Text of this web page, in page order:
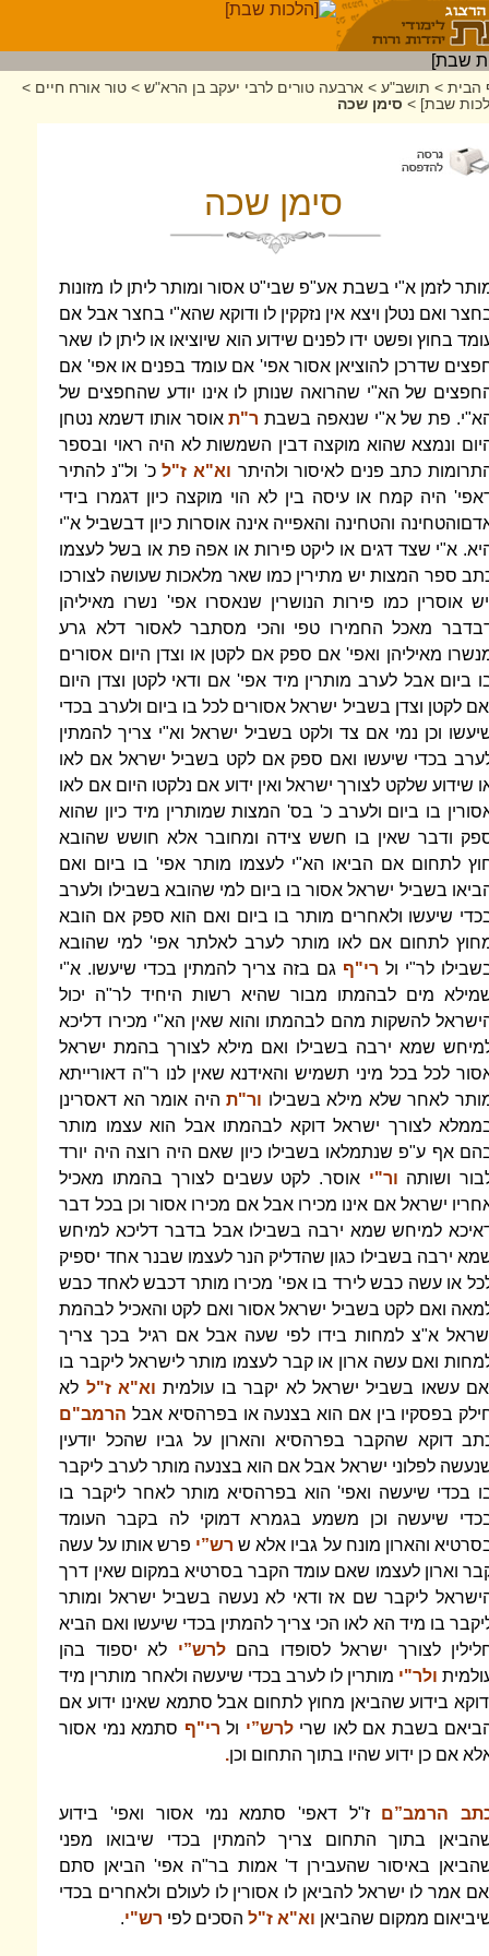
הבית > תושב"ע > ארבעה טורים לרבי יעקב בן הרא"ש > טור אורח חיים >
שבת] > סימן שכה
סימן שכה
לזמן א"י בשבת אע"פ שבי"ט אסור ומותר ליתן לו מזונות
ואם נטלן ויצא אין נזקקין לו ודוקא שהא"י בחצר אבל אם
בחוץ ופשט ידו לפנים שידוע הוא שיוציאו או ליתן לו שאר
שדרכן להוציאן אסור אפי' אם עומד בפנים או אפי' אם
של הא"י שהרואה שנותן לו אינו יודע שהחפצים של
פת של א"י שנאפה בשבתר"תאוסר אותו דשמא נטחן
ונמצא שהוא מוקצה דבין השמשות לא היה ראוי ובספר
כתב פנים לאיסור ולהיתר וא"א ז"לכ' ול"נ להתיר
היה קמח או עיסה בין לא הוי מוקצה כיון דגמרו בידי
והטחינה והאפייה אינה אוסרות כיון דבשביל א"י
א"י שצד דגים או ליקט פירות או אפה פת או בשל לעצמו
ספר המצות יש מתירין כמו שאר מלאכות שעושה לצורכו
אוסרין כמו פירות הנושרין שנאסרו אפי' נשרו מאיליהן
מאכל החמירו טפי והכי מסתבר לאסור דלא גרע
מאיליהן ואפי' אם ספק אם לקטן או וצדן היום אסורים
ביום אבל לערב מותרין מיד אפי' אם ודאי לקטן וצדן היום
לקטן וצדן בשביל ישראל אסורים לכל בו ביום ולערב בכדי
וכן נמי אם צד ולקט בשביל ישראל וא"י צריך להמתין
בכדי שיעשו ואם ספק אם לקט בשביל ישראל אם לאו
שידוע שלקט לצורך ישראל ואין ידוע אם נלקטו היום אם לאו
בו ביום ולערב כ' בס' המצות שמותרין מיד כיון שהוא
ודבר שאין בו חשש צידה ומחובר אלא חושש שהובא
לתחום אם הביאו הא"י לעצמו מותר אפי' בו ביום ואם
בשביל ישראל אסור בו ביום למי שהובא בשבילו ולערב
שיעשו ולאחרים מותר בו ביום ואם הוא ספק אם הובא
לתחום אם לאו מותר לערב לאלתר אפי' למי שהובא
לר"י ולרי"ף גם בזה צריך להמתין בכדי שיעשו. א"י
מים לבהמתו מבור שהיא רשות היחיד לר"ה יכול
להשקות מהם לבהמתו והוא שאין הא"י מכירו דליכא
שמא ירבה בשבילו ואם מילא לצורך בהמת ישראל
לכל בכל מיני תשמיש והאידנא שאין לנו ר"ה דאורייתא
לאחר שלא מילא בשבילו ור"תהיה אומר הא דאסרינן
לצורך ישראל דוקא לבהמתו אבל הוא עצמו מותר
אף ע"פ שנתמלאו בשבילו כיון שאם היה רוצה היה יורד
ושותה ור"יאוסר. לקט עשבים לצורך בהמתו מאכיל
ישראל אם אינו מכירו אבל אם מכירו אסור וכן בכל דבר
למיחש שמא ירבה בשבילו אבל בדבר דליכא למיחש
ירבה בשבילו כגון שהדליק הנר לעצמו שבנר אחד יספיק
או עשה כבש לירד בו אפי' מכירו מותר דכבש לאחד כבש
ואם לקט בשביל ישראל אסור ואם לקט והאכיל לבהמת
א"צ למחות בידו לפי שעה אבל אם רגיל בכך צריך
ואם עשה ארון או קבר לעצמו מותר לישראל ליקבר בו
עשאו בשביל ישראל לא יקבר בו עולמית וא"א ז"ל לא
בפסקיו בין אם הוא בצנעה או בפרהסיא אבל הרמב"ם
דוקא שהקבר בפרהסיא והארון על גביו שהכל יודעין
לפלוני ישראל אבל אם הוא בצנעה מותר לערב ליקבר
בכדי שיעשה ואפי' הוא בפרהסיא מותר לאחר ליקבר בו
שיעשה וכן משמע בגמרא דמוקי לה בקבר העומד
והארון מונח על גביו אלא שרש”י פרש אותו על עשה
וארון לעצמו שאם עומד הקבר בסרטיא במקום שאין דרך
ליקבר שם אז ודאי לא נעשה בשביל ישראל ומותר
בו מיד הא לאו הכי צריך להמתין בכדי שיעשו ואם הביא
לצורך ישראל לסופדו בהםלרש”י לא יספוד בהן
ולר"י מותרין לו לערב בכדי שיעשה ולאחר מותרין מיד
בידוע שהביאן מחוץ לתחום אבל סתמא שאינו ידוע אם
בשבת אם לאו שרילרש”י ולרי"ף סתמא נמי אסור
אם כן ידוע שהיו בתוך התחום וכן.
הרמב”ם ז"ל דאפי' סתמא נמי אסור ואפי' בידוע
בתוך התחום צריך להמתין בכדי שיבואו מפני
באיסור שהעבירן ד' אמות בר"ה אפי' הביאן סתם
אמר לו ישראל להביאן לו אסורין לו לעולם ולאחרים בכדי
ממקום שהביאן וא"א ז"ל הסכים לפי רש"י.